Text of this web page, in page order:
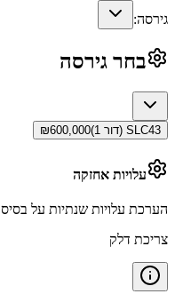
גירסה:
בחר גירסה
SLC43 (דור 1) ₪600,000
עלויות אחזקה
הערכת עלויות שנתיות על בסיס 15,000 ק״מ בשנה
צריכת דלק